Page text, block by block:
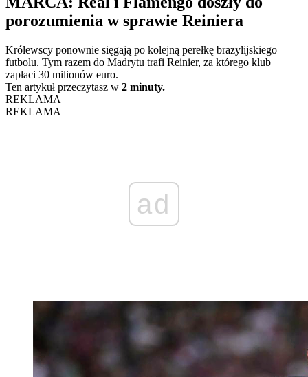
porozumienia w sprawie Reiniera
Królewscy ponownie sięgają po kolejną perełkę brazylijskiego
futbolu. Tym razem do Madrytu trafi Reinier, za którego klub
zapłaci 30 milionów euro.
Ten artykuł przeczytasz w 2 minuty.
REKLAMA
REKLAMA
ad